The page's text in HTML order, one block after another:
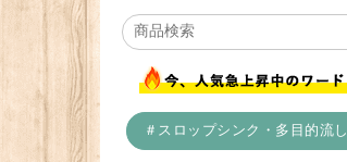
＃スロップシンク・多目的流し